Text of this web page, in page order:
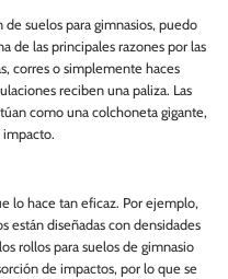
suelos para gimnasios, puedo
de las principales razones por las
corres o simplemente haces
reciben una paliza. Las
como una colchoneta gigante,
impacto.
lo hace tan eficaz. Por ejemplo,
están diseñadas con densidades
rollos para suelos de gimnasio
de impactos, por lo que se